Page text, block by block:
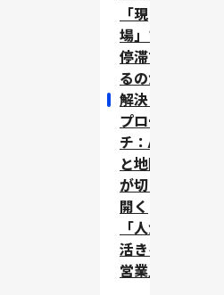
「現
場」で
停滞す
るのか
解決ア
プロー
チ：AI
と地図
が切り
開く
「人が
活きる
営業」